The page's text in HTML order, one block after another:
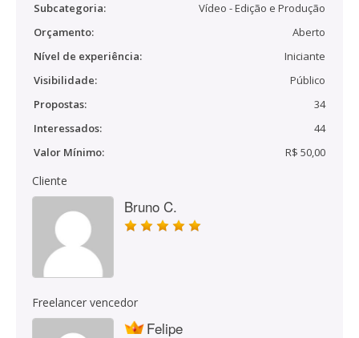
Subcategoria:
Vídeo - Edição e Produção
Orçamento:
Aberto
Nível de experiência:
Iniciante
Visibilidade:
Público
Propostas:
34
Interessados:
44
Valor Mínimo:
R$ 50,00
Cliente
Bruno C.
Freelancer vencedor
Felipe